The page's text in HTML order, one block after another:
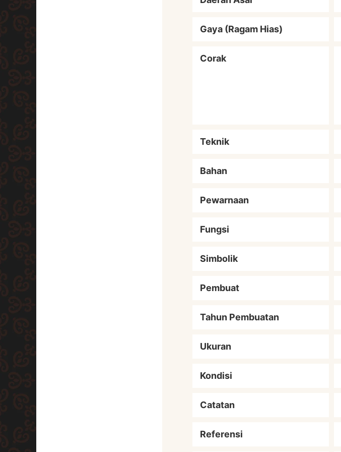
Gaya (Ragam Hias)
Corak
Teknik
Bahan
Pewarnaan
Fungsi
Simbolik
Pembuat
Tahun Pembuatan
Ukuran
Kondisi
Catatan
Referensi